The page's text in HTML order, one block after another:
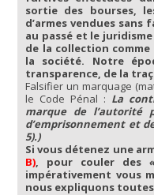
sortie des bourses,
d’armes vendues
au passé et le
de la collection
la société. Notre
transparence, de la
Falsifier un marquage
le Code Pénal : La
marque de l’autorité
d’emprisonnement et
5).)
Si vous détenez une
B), pour couler des
impérativement vous
nous expliquons